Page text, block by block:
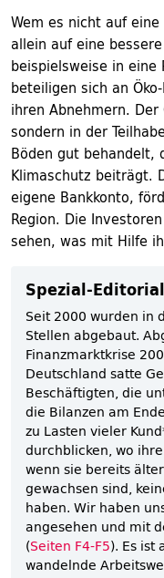
Wem es nicht auf
allein auf eine
beispielsweise in
beteiligen sich an
ihren Abnehmern.
sondern in der
Böden gut
Klimaschutz beiträgt.
eigene Bankkonto,
Region. Die
sehen, was mit Hilfe
Spezial-
Seit 2000 wurden in
Stellen abgebaut.
Finanzmarktkrise
Deutschland satte
Beschäftigten, die
die Bilanzen am
zu Lasten vieler
durchblicken, wo
wenn sie bereits
gewachsen sind,
haben. Wir haben
angesehen und mit
(Seiten F4-F5). Es ist
wandelnde